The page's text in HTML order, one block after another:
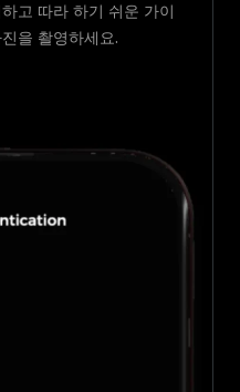
고 따라 하기 쉬운 가이
을 촬영하세요.